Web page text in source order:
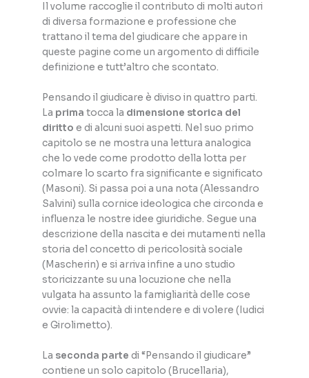
Il volume raccoglie il contributo di molti autori
di diversa formazione e professione che
trattano il tema del giudicare che appare in
queste pagine come un argomento di difficile
definizione e tutt’altro che scontato.
Pensando il giudicare è diviso in quattro parti.
La prima tocca la dimensione storica del
diritto e di alcuni suoi aspetti. Nel suo primo
capitolo se ne mostra una lettura analogica
che lo vede come prodotto della lotta per
colmare lo scarto fra significante e significato
(Masoni). Si passa poi a una nota (Alessandro
Salvini) sulla cornice ideologica che circonda e
influenza le nostre idee giuridiche. Segue una
descrizione della nascita e dei mutamenti nella
storia del concetto di pericolosità sociale
(Mascherin) e si arriva infine a uno studio
storicizzante su una locuzione che nella
vulgata ha assunto la famigliarità delle cose
ovvie: la capacità di intendere e di volere (Iudici
e Girolimetto).
La seconda parte di “Pensando il giudicare”
contiene un solo capitolo (Brucellaria),